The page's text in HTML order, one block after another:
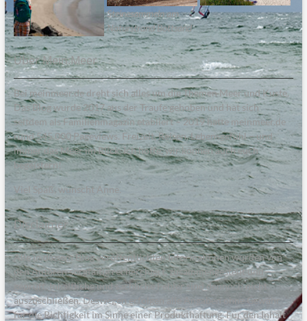
Steinesammeln am
Naturstrand Bottsand
Über Mein:Meer
Bei meinmeer.de dreht sich alles um die Themen Meer und Küste.
Das Blog wurde 2017 aus der Traufe gehoben und hat sich
seitdem als Familienmagazin etabliert – 2019 hatte meinmeer.de
rund 545.000 Pageviews. Freizeit, Reisen, Lebensgefühl – und
immer das Meer im Blick. Ich hoffe, wir können auch euch
begeistern!
Viel Spaß, wünscht Anne.
Disclaimer
Alle in diesem Blog veröffentlichten Informationen wurden von
den Autoren sorgfältig recherchiert, zusammengestellt und
geprüft. Inhaltliche und sachliche Fehler sind dennoch nicht
auszuschließen. Deswegen erfolgen alle Angaben ohne Gewähr
für die Richtigkeit im Sinne einer Produkthaftung. Für den Inhalt